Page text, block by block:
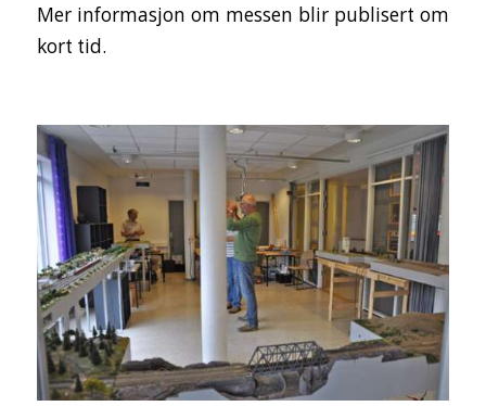
Mer informasjon om messen blir publisert om
kort tid.